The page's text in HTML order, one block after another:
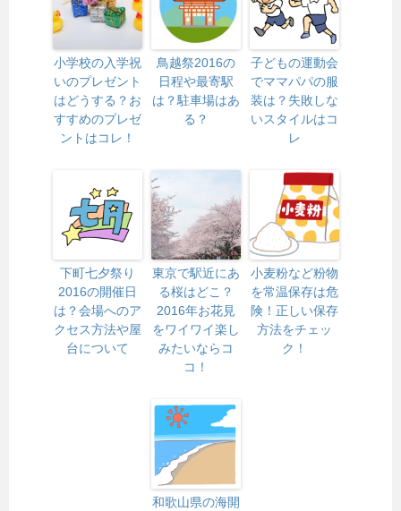
小学校の入学祝
いのプレゼント
はどうする？お
すすめのプレゼ
ントはコレ！
鳥越祭2016の
日程や最寄駅
は？駐車場はあ
る？
子どもの運動会
でママパパの服
装は？失敗しな
いスタイルはコ
レ
下町七夕祭り
2016の開催日
は？会場へのア
クセス方法や屋
台について
東京で駅近にあ
る桜はどこ？
2016年お花見
をワイワイ楽し
みたいならコ
コ！
小麦粉など粉物
を常温保存は危
険！正しい保存
方法をチェッ
ク！
和歌山県の海開